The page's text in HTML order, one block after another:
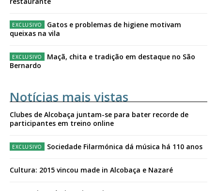
Gatos e problemas de higiene motivam
queixas na vila
Maçã, chita e tradição em destaque no São
Bernardo
Notícias mais vistas
Clubes de Alcobaça juntam-se para bater recorde de
participantes em treino online
Sociedade Filarmónica dá música há 110 anos
Cultura: 2015 vincou made in Alcobaça e Nazaré